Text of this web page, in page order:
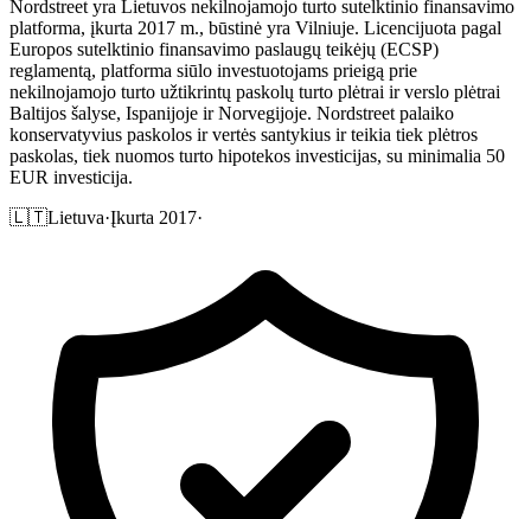
Nordstreet yra Lietuvos nekilnojamojo turto sutelktinio finansavimo
platforma, įkurta 2017 m., būstinė yra Vilniuje. Licencijuota pagal
Europos sutelktinio finansavimo paslaugų teikėjų (ECSP)
reglamentą, platforma siūlo investuotojams prieigą prie
nekilnojamojo turto užtikrintų paskolų turto plėtrai ir verslo plėtrai
Baltijos šalyse, Ispanijoje ir Norvegijoje. Nordstreet palaiko
konservatyvius paskolos ir vertės santykius ir teikia tiek plėtros
paskolas, tiek nuomos turto hipotekos investicijas, su minimalia 50
EUR investicija.
🇱🇹Lietuva·Įkurta 2017·